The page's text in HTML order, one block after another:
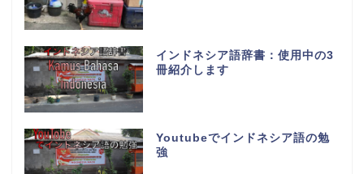
インドネシア語辞書：使用中の3
冊紹介します
Youtubeでインドネシア語の勉
強